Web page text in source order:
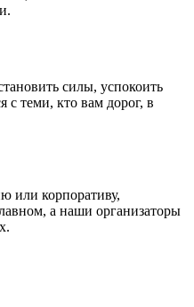
силы, успокоить
с теми, кто вам дорог, в
или корпоративу,
а наши организаторы